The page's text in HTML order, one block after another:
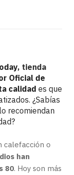
tienda
Oficial de
calidad es que
¿Sabías
recomiendan
calefacción o
han
80. Hoy son más